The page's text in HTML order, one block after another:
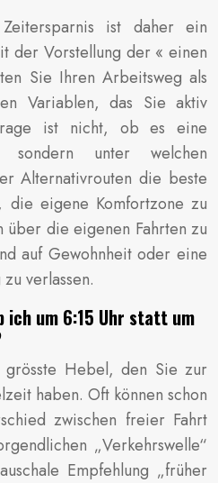
ist daher ein
der Vorstellung der « einen
Sie Ihren Arbeitsweg als
Variablen, das Sie aktiv
ist nicht, ob es eine
unter welchen
Alternativrouten die beste
eigene Komfortzone zu
über die eigenen Fahrten zu
auf Gewohnheit oder eine
verlassen.
ich um 6:15 Uhr statt um
Hebel, den Sie zur
haben. Oft können schon
zwischen freier Fahrt
„Verkehrswelle“
Empfehlung „früher